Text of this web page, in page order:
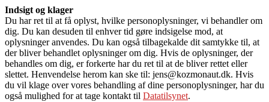
Indsigt og klager
Du har ret til at få oplyst, hvilke personoplysninger, vi behandler om
dig. Du kan desuden til enhver tid gøre indsigelse mod, at
oplysninger anvendes. Du kan også tilbagekalde dit samtykke til, at
der bliver behandlet oplysninger om dig. Hvis de oplysninger, der
behandles om dig, er forkerte har du ret til at de bliver rettet eller
slettet. Henvendelse herom kan ske til: jens@kozmonaut.dk. Hvis
du vil klage over vores behandling af dine personoplysninger, har du
også mulighed for at tage kontakt til Datatilsynet.